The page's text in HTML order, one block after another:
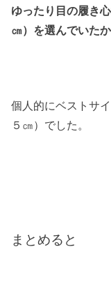
ゆったり目の履き
㎝）を選んでいた
個人的にベストサ
５㎝）でした。
まとめると